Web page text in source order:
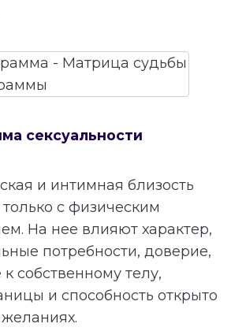
сексуальности
и интимная близость
с физическим
На нее влияют характер,
потребности, доверие,
собственному телу,
и способность открыто